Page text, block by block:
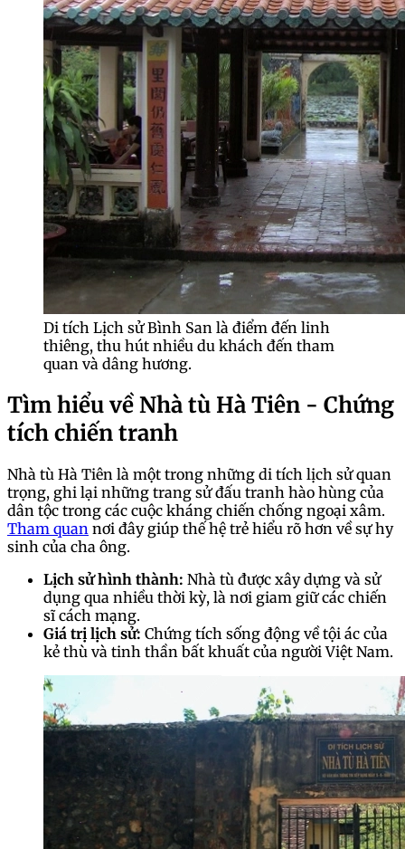
Di tích Lịch sử Bình San là điểm đến linh
thiêng, thu hút nhiều du khách đến tham
quan và dâng hương.
Tìm hiểu về Nhà tù Hà Tiên - Chứng
tích chiến tranh
Nhà tù Hà Tiên là một trong những di tích lịch sử quan
trọng, ghi lại những trang sử đấu tranh hào hùng của
dân tộc trong các cuộc kháng chiến chống ngoại xâm.
Tham quan nơi đây giúp thế hệ trẻ hiểu rõ hơn về sự hy
sinh của cha ông.
Lịch sử hình thành: Nhà tù được xây dựng và sử
dụng qua nhiều thời kỳ, là nơi giam giữ các chiến
sĩ cách mạng.
Giá trị lịch sử: Chứng tích sống động về tội ác của
kẻ thù và tinh thần bất khuất của người Việt Nam.